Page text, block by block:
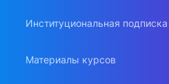
Институциональная подписка
Материалы курсов